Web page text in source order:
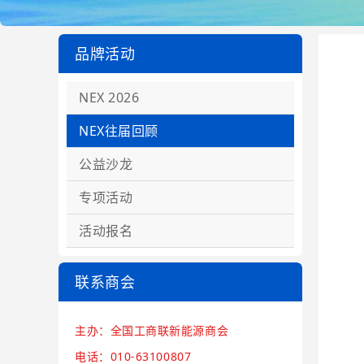
品牌活动
NEX 2026
NEX往届回顾
公益沙龙
专项活动
活动报名
联系商会
主办：全国工商联新能源商会
电话：010-63100807